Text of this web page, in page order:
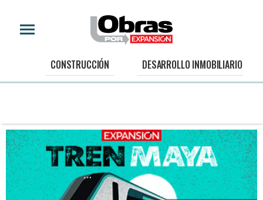
CONSTRUCCIÓN DESARROLLO INMOBILIARIO